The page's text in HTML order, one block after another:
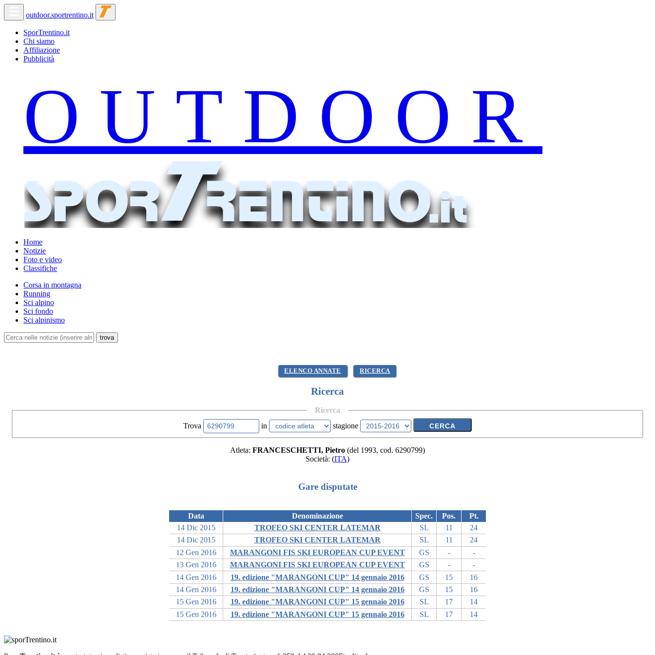
outdoor.sportrentino.it
SporTrentino.it
Chi siamo
Affiliazione
Pubblicità
Home
Notizie
Foto e video
Classifiche
Corsa in montagna
Running
Sci alpino
Sci fondo
Sci alpinismo
ELENCO ANNATE RICERCA
Ricerca
Ricerca
Trova
in stagione
Atleta: FRANCESCHETTI, Pietro (del 1993, cod. 6290799)
Società: (ITA)
Gare disputate
Data Denominazione Spec. Pos.
Pt.
14 Dic 2015
TROFEO SKI CENTER LATEMAR SL 11
24
14 Dic 2015
TROFEO SKI CENTER LATEMAR SL 11
24
12 Gen 2016
MARANGONI FIS SKI EUROPEAN CUP EVENT GS -
-
13 Gen 2016
MARANGONI FIS SKI EUROPEAN CUP EVENT GS -
-
14 Gen 2016
19. edizione "MARANGONI CUP" 14 gennaio 2016 GS 15
16
14 Gen 2016
19. edizione "MARANGONI CUP" 14 gennaio 2016 GS 15
16
15 Gen 2016
19. edizione "MARANGONI CUP" 15 gennaio 2016 SL 17
14
15 Gen 2016
19. edizione "MARANGONI CUP" 15 gennaio 2016 SL 17 14